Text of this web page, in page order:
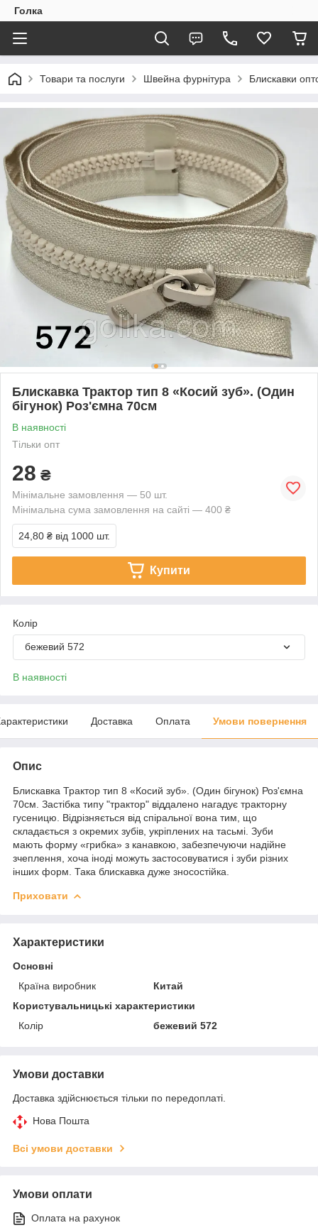
Голка
Товари та послуги Швейна фурнітура Блискавки
Блискавка Трактор тип 8 «Косий зуб». (Один
бігунок) Роз'ємна 70см
В наявності
Тільки опт
28 ₴
Мінімальне замовлення — 50 шт.
Мінімальна сума замовлення на сайті — 400 ₴
24,80 ₴ від 1000 шт.
Купити
Колір
бежевий 572
В наявності
Доставка Оплата Умови повернення
Опис
Блискавка Трактор тип 8 «Косий зуб». (Один бігунок) Роз'ємна
70см. Застібка типу "трактор" віддалено нагадує тракторну
гусеницю. Відрізняється від спіральної вона тим, що
складається з окремих зубів, укріплених на тасьмі. Зуби
мають форму «грибка» з канавкою, забезпечуючи надійне
зчеплення, хоча іноді можуть застосовуватися і зуби різних
інших форм. Така блискавка дуже зносостійка.
Приховати
Характеристики
Основні
Країна виробник
Китай
Користувальницькі характеристики
Колір
бежевий 572
Умови доставки
Доставка здійснюється тільки по передоплаті.
Нова Пошта
Всі умови доставки
Умови оплати
Оплата на рахунок